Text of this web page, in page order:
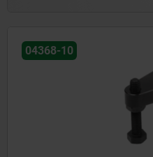
04368-10